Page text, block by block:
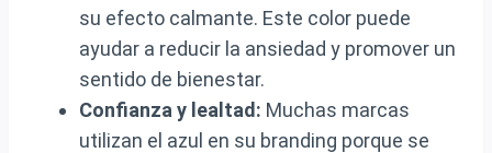
su efecto calmante. Este color puede
ayudar a reducir la ansiedad y promover un
sentido de bienestar.
Confianza y lealtad: Muchas marcas
utilizan el azul en su branding porque se